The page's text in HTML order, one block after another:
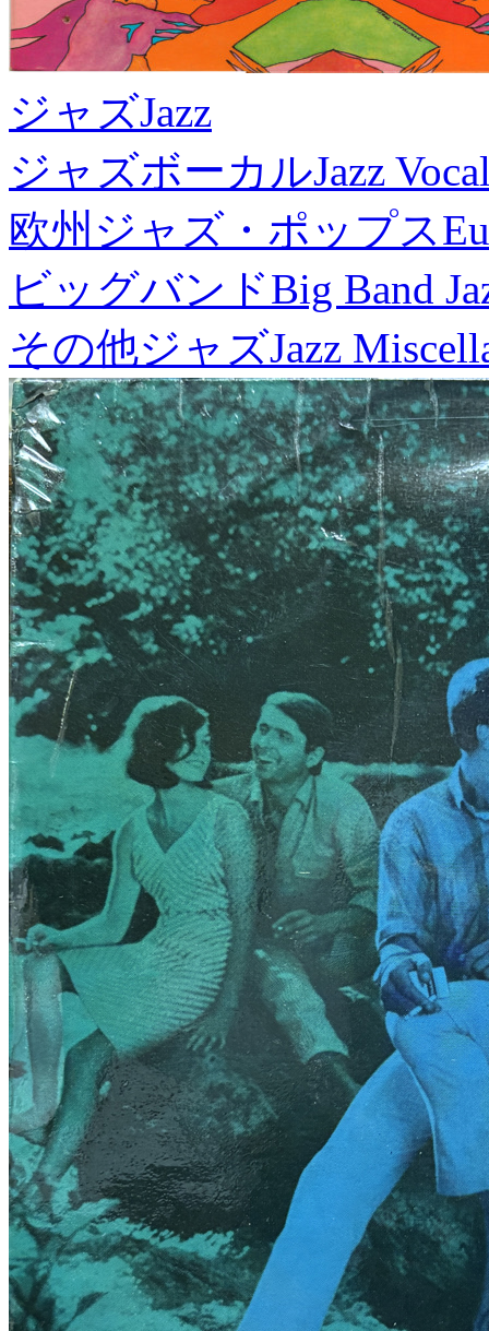
ジャズJazz
ジャズボーカルJazz
欧州ジャズ・ポップス
ビッグバンドBig Band
その他ジャズJazz